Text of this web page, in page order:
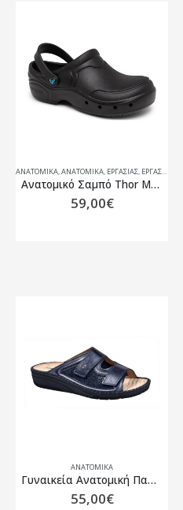
ΑΝΑΤΟΜΙΚΆ,ΑΝΑΤΟΜΙΚΆ, ΕΡΓΑΣΊΑΣ, ΕΡΓΑΣΊΑΣ
Ανατομικό Σαμπό Thor Μαύρο Suecos
59,00€
ΑΝΑΤΟΜΙΚΆ
Γυναικεία Aνατομική Παντόφλα PODOLINE MASSA
55,00€